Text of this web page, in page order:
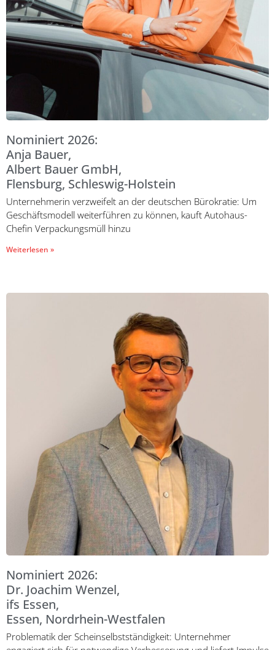
Nominiert 2026:
Anja Bauer,
Albert Bauer GmbH,
Flensburg, Schleswig-Holstein
Unternehmerin verzweifelt an der deutschen Bürokratie: Um
Geschäftsmodell weiterführen zu können, kauft Autohaus-
Chefin Verpackungsmüll hinzu
Weiterlesen »
Nominiert 2026:
Dr. Joachim Wenzel,
ifs Essen,
Essen, Nordrhein-Westfalen
Problematik der Scheinselbstständigkeit: Unternehmer